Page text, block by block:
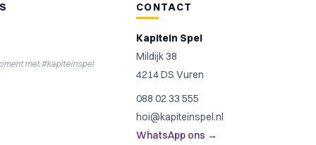
met #kapiteinspel
CONTACT
Kapitein Spel
Mildijk 38
4214 DS Vuren
088 02 33 555
hoi@kapiteinspel.nl
WhatsApp ons →